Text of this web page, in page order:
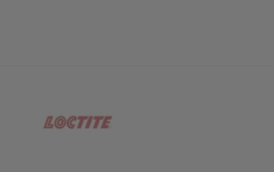
in neuem Tab)(öffnet in neuem Tab)